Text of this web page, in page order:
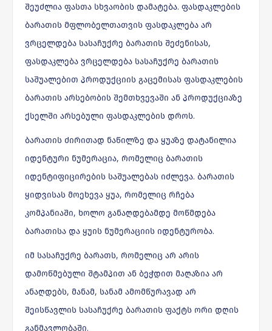
შეუძლია ფასთა სხვაობის დამატება. ფასდაკლების
ბარათის მფლობელთათვის ფასდაკლება არ
ვრცელდება სასაჩუქრე ბარათის შეძენისას,
ფასდაკლება ვრცელდება სასაჩუქრე ბარათის
საშუალებით პროდუქციის გაცემისას ფასდაკლების
ბარათის არსებობის შემთხვევაში ან პროდუქციაზე
ქსელში არსებული ფასდაკლების დროს.
ბარათის ძირითად ნაწილზე და ყუაზე დატანილია
იდენტური ნუმერაცია, რომელიც ბარათის
იდენტიფიცირების საშუალებას იძლევა. ბარათის
ყიდვისას მოეხევა ყუა, რომელიც რჩება
კომპანიაში, ხოლო განაღდებამდე მოწმდება
ბარათისა და ყუის ნუმერაციის იდენტურობა.
იმ სასაჩუქრე ბარათს, რომელიც არ არის
დამოწმებული შტამპით ან ბეჭდით მაღაზია არ
ანაღდებს, მანამ, სანამ ამომწურავად არ
შეისწავლის სასაჩუქრე ბარათის ფაქტს ორი დღის
განმავლობაში.